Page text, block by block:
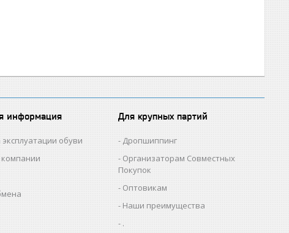
информация
обуви
Для крупных партий
Дропшиппинг
Организаторам Совместных
Покупок
Оптовикам
Наши преимущества
.